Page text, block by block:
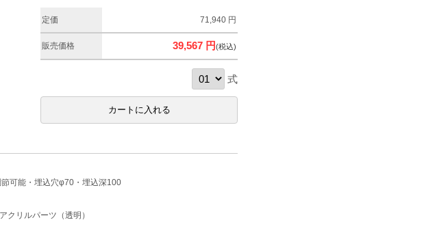
定価 71,940 円
販売価格 39,567 円(税込)
式
可能・埋込穴φ70・埋込深100
クリルパーツ（透明）